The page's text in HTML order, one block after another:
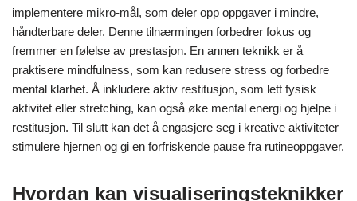
implementere mikro-mål, som deler opp oppgaver i mindre,
håndterbare deler. Denne tilnærmingen forbedrer fokus og
fremmer en følelse av prestasjon. En annen teknikk er å
praktisere mindfulness, som kan redusere stress og forbedre
mental klarhet. Å inkludere aktiv restitusjon, som lett fysisk
aktivitet eller stretching, kan også øke mental energi og hjelpe i
restitusjon. Til slutt kan det å engasjere seg i kreative aktiviteter
stimulere hjernen og gi en forfriskende pause fra rutineoppgaver.
Hvordan kan visualiseringsteknikker